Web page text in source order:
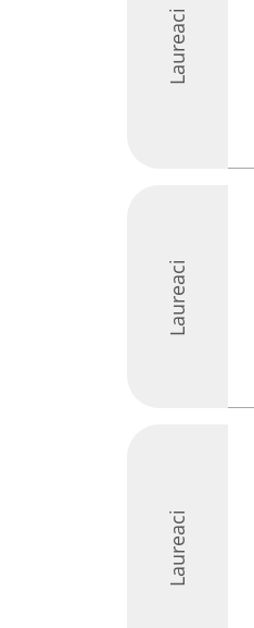
Laureaci
Laureaci
Laureaci